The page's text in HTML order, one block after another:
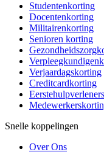
Studentenkorting
Docentenkorting
Militairenkorting
Senioren korting
Verjaardagskorting
Creditcardkorting
Snelle koppelingen
Over Ons